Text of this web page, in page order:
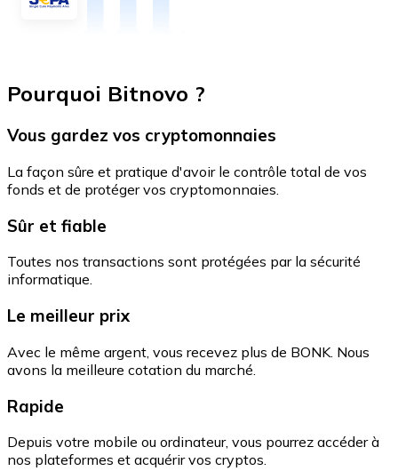
Pourquoi Bitnovo ?
Vous gardez vos cryptomonnaies
La façon sûre et pratique d'avoir le contrôle total de vos
fonds et de protéger vos cryptomonnaies.
Sûr et fiable
Toutes nos transactions sont protégées par la sécurité
informatique.
Le meilleur prix
Avec le même argent, vous recevez plus de BONK. Nous
avons la meilleure cotation du marché.
Rapide
Depuis votre mobile ou ordinateur, vous pourrez accéder à
nos plateformes et acquérir vos cryptos.